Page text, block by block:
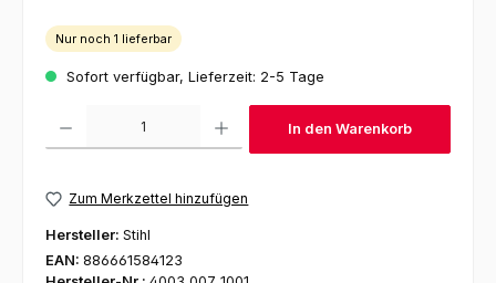
Nur noch 1 lieferbar
Sofort verfügbar, Lieferzeit: 2-5 Tage
In den Warenkorb
Zum Merkzettel hinzufügen
Hersteller: Stihl
EAN: 886661584123